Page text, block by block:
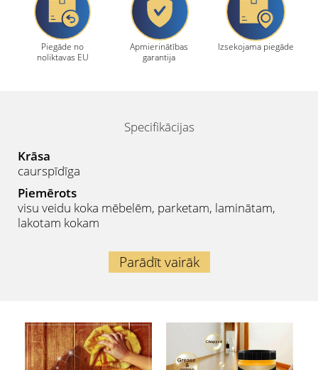
Piegāde no
noliktavas EU
Apmierinātības
garantija
Izsekojama piegāde
Specifikācijas
Krāsa
caurspīdīga
Piemērots
visu veidu koka mēbelēm, parketam, laminātam,
lakotam kokam
Parādīt vairāk